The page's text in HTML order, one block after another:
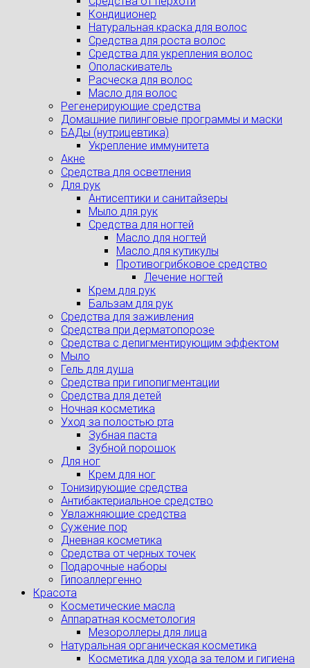
Кондиционер
Натуральная краска для волос
Средства для роста волос
Средства для укрепления волос
Ополаскиватель
Расческа для волос
Масло для волос
Регенерирующие средства
Домашние пилинговые программы и маски
БАДы (нутрицевтика)
Укрепление иммунитета
Акне
Средства для осветления
Для рук
Антисептики и санитайзеры
Мыло для рук
Средства для ногтей
Масло для ногтей
Масло для кутикулы
Противогрибковое средство
Лечение ногтей
Крем для рук
Бальзам для рук
Средства для заживления
Средства при дерматопорозе
Cредства с депигментирующим эффектом
Мыло
Гель для душа
Средства при гипопигментации
Средства для детей
Ночная косметика
Уход за полостью рта
Зубная паста
Зубной порошок
Для ног
Крем для ног
Тонизирующие средства
Антибактериальное средство
Увлажняющие средства
Сужение пор
Дневная косметика
Средства от черных точек
Подарочные наборы
Гипоаллергенно
Красота
Косметические масла
Аппаратная косметология
Мезороллеры для лица
Натуральная органическая косметика
Косметика для ухода за телом и гигиена